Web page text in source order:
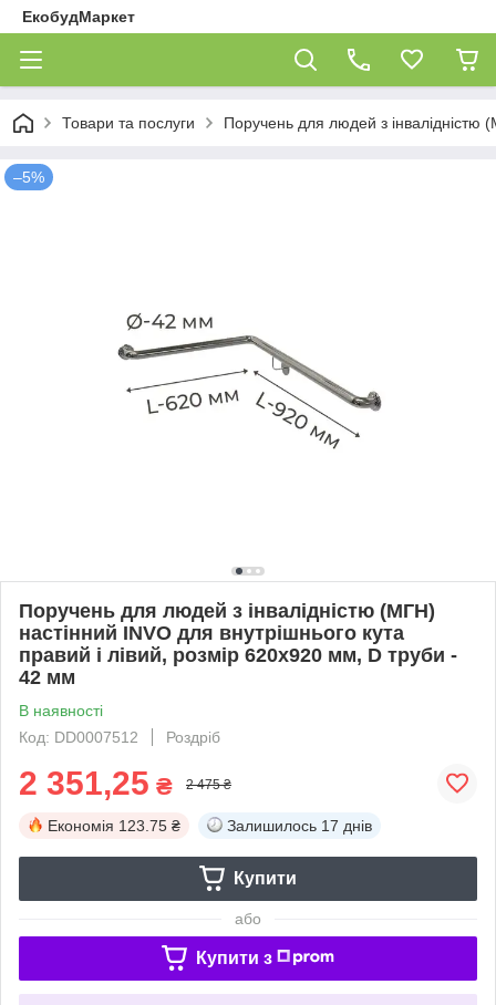
ЕкобудМаркет
Товари та послуги Поручень для людей з інвалідністю
–5%
Поручень для людей з інвалідністю (МГН)
настінний INVO для внутрішнього кута
правий і лівий, розмір 620х920 мм, D труби -
42 мм
В наявності
Код: DD0007512
Роздріб
2 351,25 ₴ 2 475 ₴
Економія 123.75 ₴ Залишилось 17 днів
Купити
або
Купити з